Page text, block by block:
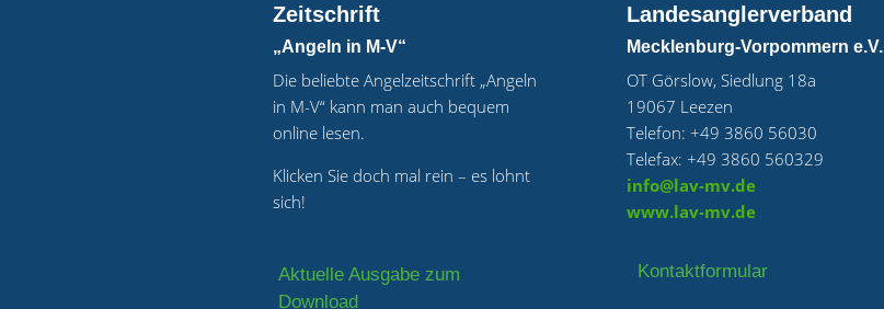
Zeitschrift
„Angeln in M-V“
Die beliebte Angelzeitschrift „Angeln
in M-V“ kann man auch bequem
online lesen.
Klicken Sie doch mal rein – es lohnt
sich!
Aktuelle Ausgabe zum
Download
Landesanglerverband
Mecklenburg-Vorpommern e.V.
OT Görslow, Siedlung 18a
19067 Leezen
Telefon: +49 3860 56030
Telefax: +49 3860 560329
info@lav-mv.de
www.lav-mv.de
Kontaktformular